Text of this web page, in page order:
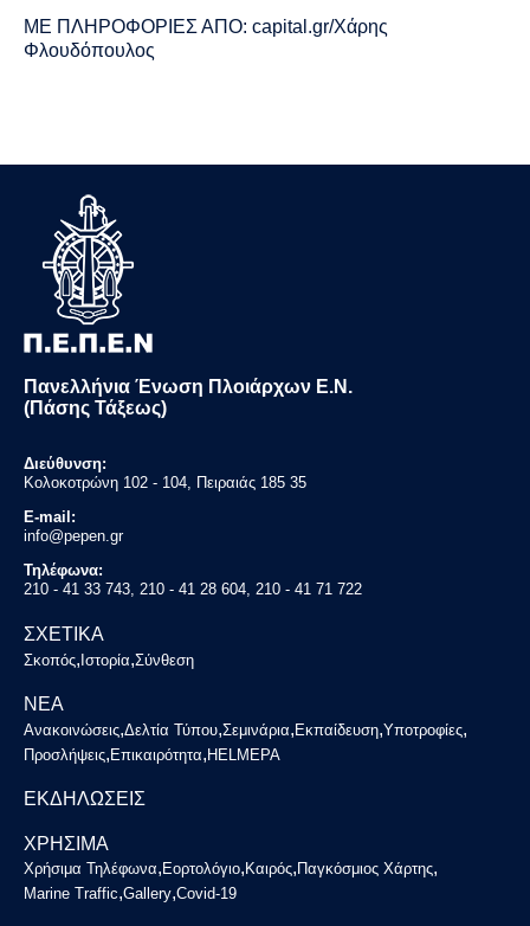
ΜΕ ΠΛΗΡΟΦΟΡΙΕΣ ΑΠΟ: capital.gr/Χάρης
Φλουδόπουλος
Πανελλήνια Ένωση Πλοιάρχων Ε.Ν.
(Πάσης Τάξεως)
Διεύθυνση:
Κολοκοτρώνη 102 - 104, Πειραιάς 185 35
E-mail:
info@pepen.gr
Τηλέφωνα:
210 - 41 33 743, 210 - 41 28 604, 210 - 41 71 722
ΣΧΕΤΙΚΑ
Σκοπός, Ιστορία,Σύνθεση
ΝΕΑ
Ανακοινώσεις,Δελτία Τύπου,Σεμινάρια, Εκπαίδευση,Υποτροφίες,
Προσλήψεις,Επικαιρότητα,HELMEPA
ΕΚΔΗΛΩΣΕΙΣ
ΧΡΗΣΙΜΑ
Χρήσιμα Τηλέφωνα, Εορτολόγιο, Καιρός, Παγκόσμιος Χάρτης,
Marine Traffic,Gallery,Covid-19